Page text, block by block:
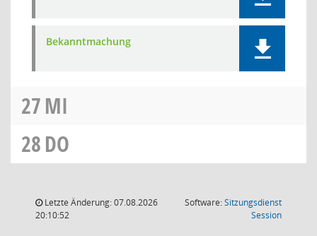
Bekanntmachung
27MI
28DO
Letzte Änderung: 07.08.2026
20:10:52
Software:Sitzungsdienst
Session(Wird in